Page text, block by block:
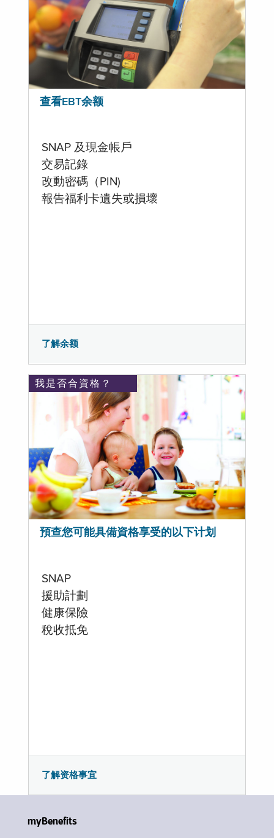
查看EBT余额
SNAP 及現金帳戶
交易記錄
改動密碼（PIN)
報告福利卡遺失或損壞
了解余额
我是否合資格？
預查您可能具備資格享受的以下计划
SNAP
援助計劃
健康保險
稅收抵免
了解资格事宜
myBenefits